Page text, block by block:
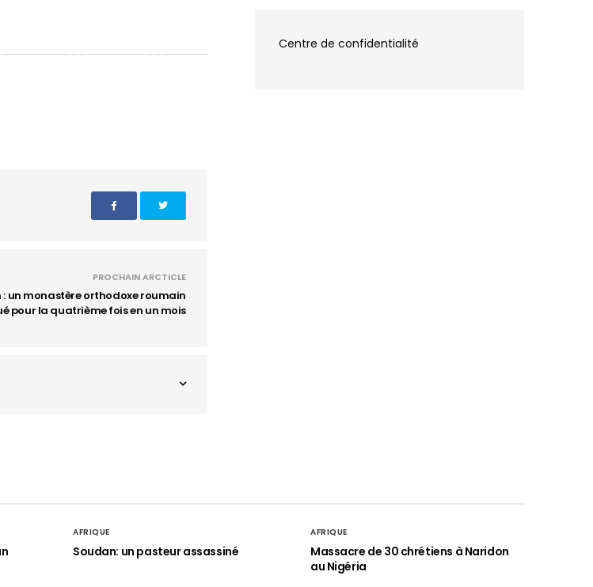
PROCHAIN ARCTICLE
: un monastère orthodoxe roumain
pour la quatrième fois en un mois
Centre de confidentialité
AFRIQUE
Soudan: un pasteur assassiné
AFRIQUE
Massacre de 30 chrétiens à Naridon
au Nigéria